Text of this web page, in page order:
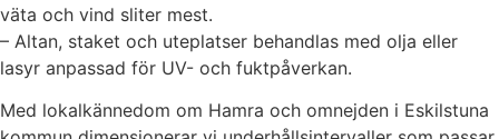
väta och vind sliter mest.
– Altan, staket och uteplatser behandlas med olja eller
lasyr anpassad för UV- och fuktpåverkan.
Med lokalkännedom om Hamra och omnejden i Eskilstuna